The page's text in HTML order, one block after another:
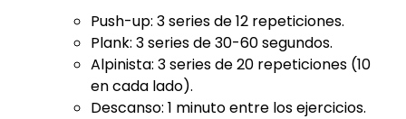
Push-up: 3 series de 12 repeticiones.
Plank: 3 series de 30-60 segundos.
Alpinista: 3 series de 20 repeticiones (10
en cada lado).
Descanso: 1 minuto entre los ejercicios.